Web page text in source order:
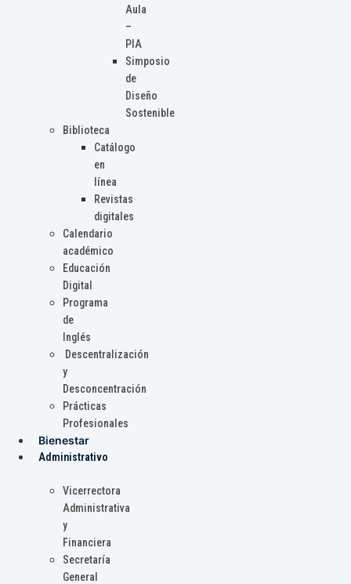
Aula
–
PIA
Simposio
de
Diseño
Sostenible
Biblioteca
Catálogo
en
línea
Revistas
digitales
Calendario
académico
Educación
Digital
Programa
de
Inglés
Descentralización
y
Desconcentración
Prácticas
Profesionales
Bienestar
Administrativo
Vicerrectora
Administrativa
y
Financiera
Secretaría
General